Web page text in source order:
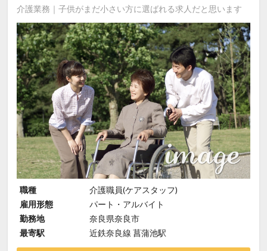
介護業務｜子供がまだ小さい方に選ばれる求人だと思います
職種
介護職員(ケアスタッフ)
雇用形態
パート・アルバイト
勤務地
奈良県奈良市
最寄駅
近鉄奈良線 菖蒲池駅